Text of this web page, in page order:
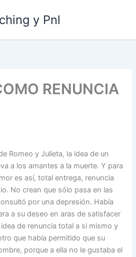
y Pnl
RENUNCIA
Romeo y Julieta, la idea de un
a los amantes a la muerte. Y para
es así, total entrega, renuncia
No crean que sólo pasa en las
por una depresión. Había
a su deseo en aras de satisfacer
de renuncia total a si mismo y
que había permitido que su
porque a ella no le gustaba el